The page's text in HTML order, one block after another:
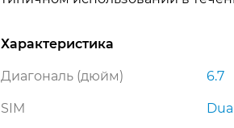
Характеристика
Диагональ (дюйм) 6.7
SIM